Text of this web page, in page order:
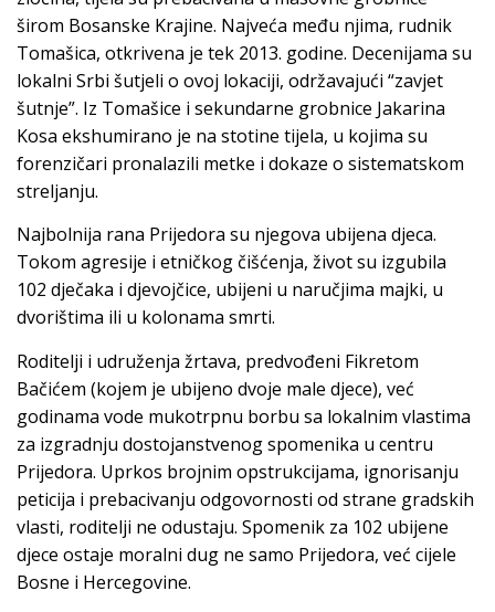
širom Bosanske Krajine. Najveća među njima, rudnik
Tomašica, otkrivena je tek 2013. godine. Decenijama su
lokalni Srbi šutjeli o ovoj lokaciji, održavajući “zavjet
šutnje”. Iz Tomašice i sekundarne grobnice Jakarina
Kosa ekshumirano je na stotine tijela, u kojima su
forenzičari pronalazili metke i dokaze o sistematskom
streljanju.
Najbolnija rana Prijedora su njegova ubijena djeca.
Tokom agresije i etničkog čišćenja, život su izgubila
102 dječaka i djevojčice, ubijeni u naručjima majki, u
dvorištima ili u kolonama smrti.
Roditelji i udruženja žrtava, predvođeni Fikretom
Bačićem (kojem je ubijeno dvoje male djece), već
godinama vode mukotrpnu borbu sa lokalnim vlastima
za izgradnju dostojanstvenog spomenika u centru
Prijedora. Uprkos brojnim opstrukcijama, ignorisanju
peticija i prebacivanju odgovornosti od strane gradskih
vlasti, roditelji ne odustaju. Spomenik za 102 ubijene
djece ostaje moralni dug ne samo Prijedora, već cijele
Bosne i Hercegovine.